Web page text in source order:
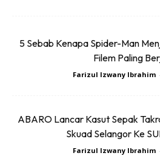
Cara membuatnya:
1. Epal hijau/merah hiris seperti
2. Lepas tu, susu blender sekali
4. Nak lebih yummy lagi, tabur kismis.
5. Lepas tu boleh la ngapp ?
5 Sebab Kenapa Spider-Man
Filem Paling
Farizul Izwany Ibrahim -
ABARO Lancar Kasut Sepak
Skuad Selangor Ke
Farizul Izwany Ibrahim -